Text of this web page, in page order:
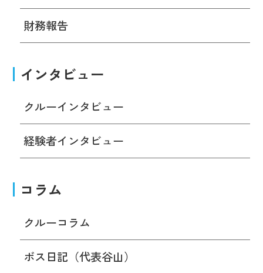
財務報告
インタビュー
クルーインタビュー
経験者インタビュー
コラム
クルーコラム
ボス日記（代表谷山）